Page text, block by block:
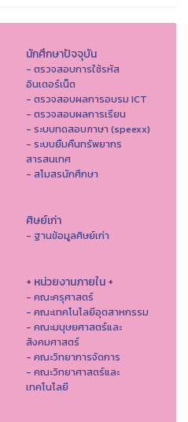
นักศึกษาปัจจุบัน
- ตรวจสอบการใช้รหัส
อินเตอร์เน็ต
- ตรวจสอบผลการอบรม ICT
- ตรวจสอบผลการเรียน
- ระบบทดสอบภาษา (speexx)
- ระบบยืมคืนทรัพยากร
สารสนเทศ
- สโมสรนักศึกษา
ศิษย์เก่า
- ฐานข้อมูลศิษย์เก่า
+ หน่วยงานภายใน +
- คณะครุศาสตร์
- คณะเทคโนโลยีอุตสาหกรรม
- คณะมนุษยศาสตร์และ
สังคมศาสตร์
- คณะวิทยาการจัดการ
- คณะวิทยาศาสตร์และ
เทคโนโลยี